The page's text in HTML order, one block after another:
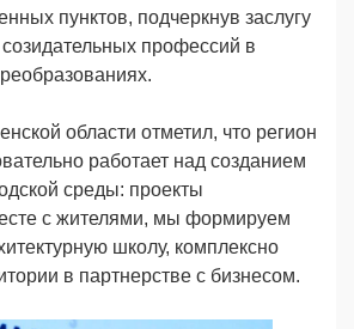
пунктов, подчеркнув заслугу
профессий в
области отметил, что регион
работает над созданием
среды: проекты
с жителями, мы формируем
школу, комплексно
в партнерстве с бизнесом.